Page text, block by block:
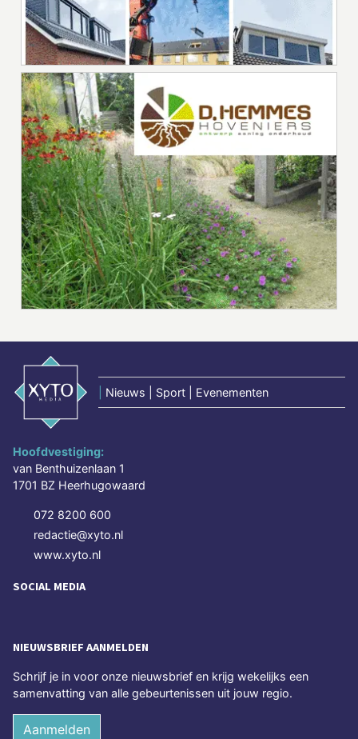
Nieuws | Sport | Evenementen
Hoofdvestiging:
van Benthuizenlaan 1
1701 BZ Heerhugowaard
072 8200 600
redactie@xyto.nl
www.xyto.nl
SOCIAL MEDIA
NIEUWSBRIEF AANMELDEN
Schrijf je in voor onze nieuwsbrief en krijg wekelijks een
samenvatting van alle gebeurtenissen uit jouw regio.
Aanmelden